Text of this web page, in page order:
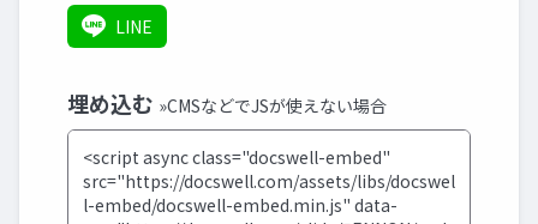
LINE
埋め込む »CMSなどでJSが使えない場合